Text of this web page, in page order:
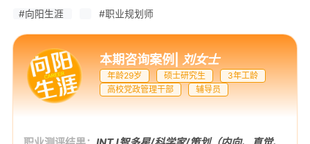
#向阳生涯 #职业规划师
本期咨询案例|刘女士
年龄29岁 硕士研究生
3年工龄
高校党政管理干部
辅导员